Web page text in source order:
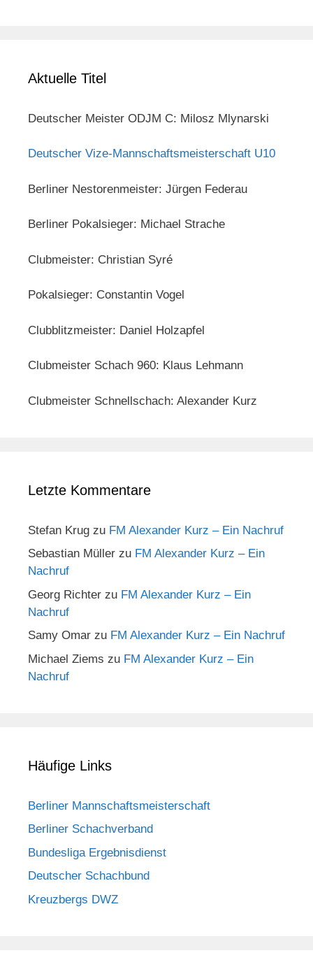
Aktuelle Titel
Deutscher Meister ODJM C: Milosz Mlynarski
Deutscher Vize-Mannschaftsmeisterschaft U10
Berliner Nestorenmeister: Jürgen Federau
Berliner Pokalsieger: Michael Strache
Clubmeister: Christian Syré
Pokalsieger: Constantin Vogel
Clubblitzmeister: Daniel Holzapfel
Clubmeister Schach 960: Klaus Lehmann
Clubmeister Schnellschach: Alexander Kurz
Letzte Kommentare
Stefan Krug zu FM Alexander Kurz – Ein Nachruf
Sebastian Müller zu FM Alexander Kurz – Ein
Nachruf
Georg Richter zu FM Alexander Kurz – Ein
Nachruf
Samy Omar zu FM Alexander Kurz – Ein Nachruf
Michael Ziems zu FM Alexander Kurz – Ein
Nachruf
Häufige Links
Berliner Mannschaftsmeisterschaft
Berliner Schachverband
Bundesliga Ergebnisdienst
Deutscher Schachbund
Kreuzbergs DWZ